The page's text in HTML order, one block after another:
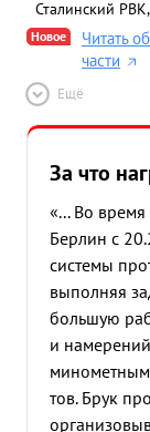
Сталинский
Новое
Читать
части
Ещё
За что
«... Во
Берлин с
системы
выполняя
большую
и
тов. Брук